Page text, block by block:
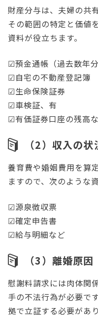
財産分与は、夫婦の共
その範囲の特定と価値
資料が役立ちます。
☑預金通帳（過去数年分
☑自宅の不動産登記簿
☑生命保険証券
☑車検証、有
☑有価証券口座の残高
（2）収入の状
養育費や婚姻費用を算
ますので、次のような
☑源泉徴収票
☑確定申告書
☑給与明細など
（3）離婚原因
慰謝料請求には肉体関
手の不法行為が必要で
拠で立証する必要があり